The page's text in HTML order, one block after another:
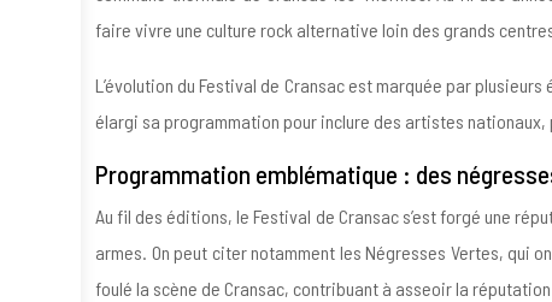
faire vivre une culture rock alternative loin des grands
L’évolution du Festival de Cransac est marquée par
élargi sa programmation pour inclure des artistes
Programmation emblématique : des
Au fil des éditions, le Festival de Cransac s’est forgé une
armes. On peut citer notamment les Négresses Vertes, qui
foulé la scène de Cransac, contribuant à asseoir la